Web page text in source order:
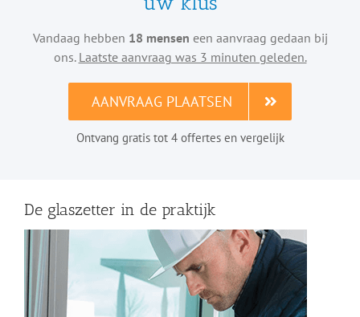
Vandaag hebben 18 mensen een aanvraag gedaan bij
ons. Laatste aanvraag was 3 minuten geleden.
AANVRAAG PLAATSEN
Ontvang gratis tot 4 offertes en vergelijk
De glaszetter in de praktijk